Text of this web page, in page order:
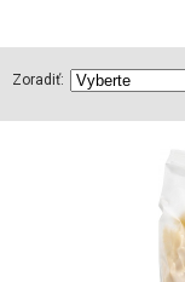
Zoradiť: